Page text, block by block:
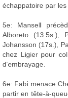
échappatoire par les
5e: Mansell
Alboreto (13.5s.),
Johansson (17s.),
chez Ligier pour
d'embrayage.
6e: Fabi menace
partir en tête-à-